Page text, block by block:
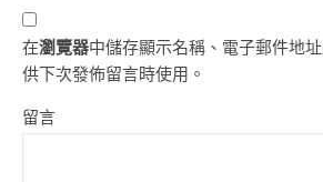
在瀏覽器中儲存顯示名稱、電子郵件地
供下次發佈留言時使用。
留言